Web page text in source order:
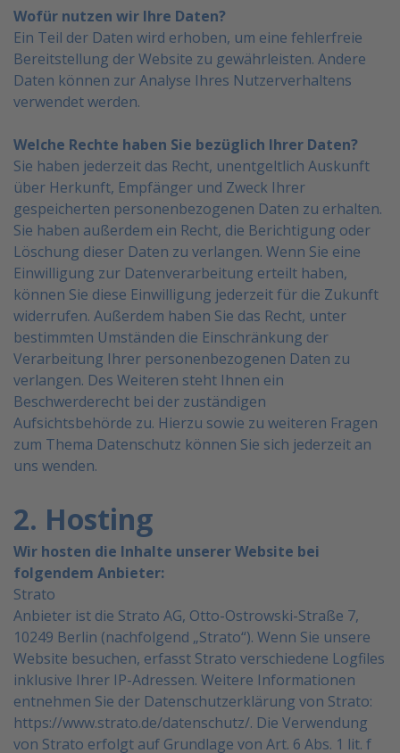
Wofür nutzen wir Ihre Daten?
Ein Teil der Daten wird erhoben, um eine fehlerfreie
Bereitstellung der Website zu gewährleisten. Andere
Daten können zur Analyse Ihres Nutzerverhaltens
verwendet werden.
Welche Rechte haben Sie bezüglich Ihrer Daten?
Sie haben jederzeit das Recht, unentgeltlich Auskunft
über Herkunft, Empfänger und Zweck Ihrer
gespeicherten personenbezogenen Daten zu erhalten.
Sie haben außerdem ein Recht, die Berichtigung oder
Löschung dieser Daten zu verlangen. Wenn Sie eine
Einwilligung zur Datenverarbeitung erteilt haben,
können Sie diese Einwilligung jederzeit für die Zukunft
widerrufen. Außerdem haben Sie das Recht, unter
bestimmten Umständen die Einschränkung der
Verarbeitung Ihrer personenbezogenen Daten zu
verlangen. Des Weiteren steht Ihnen ein
Beschwerderecht bei der zuständigen
Aufsichtsbehörde zu. Hierzu sowie zu weiteren Fragen
zum Thema Datenschutz können Sie sich jederzeit an
uns wenden.
2. Hosting
Wir hosten die Inhalte unserer Website bei
folgendem Anbieter:
Strato
Anbieter ist die Strato AG, Otto-Ostrowski-Straße 7,
10249 Berlin (nachfolgend „Strato“). Wenn Sie unsere
Website besuchen, erfasst Strato verschiedene Logfiles
inklusive Ihrer IP-Adressen. Weitere Informationen
entnehmen Sie der Datenschutzerklärung von Strato:
https://www.strato.de/datenschutz/. Die Verwendung
von Strato erfolgt auf Grundlage von Art. 6 Abs. 1 lit. f